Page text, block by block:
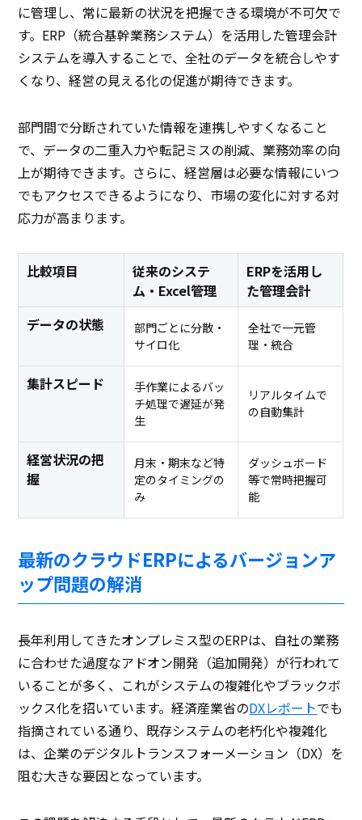
に管理し、常に最新の状況を把握できる環境が不可欠で
す。ERP（統合基幹業務システム）を活用した管理会計
システムを導入することで、全社のデータを統合しやす
くなり、経営の見える化の促進が期待できます。
部門間で分断されていた情報を連携しやすくなること
で、データの二重入力や転記ミスの削減、業務効率の向
上が期待できます。さらに、経営層は必要な情報にいつ
でもアクセスできるようになり、市場の変化に対する対
応力が高まります。
比較項目
従来のシステ
ム・Excel管理
ERPを活用し
た管理会計
データの状態
部門ごとに分散・
サイロ化
全社で一元管
理・統合
集計スピード
手作業によるバッ
チ処理で遅延が発
生
リアルタイムで
の自動集計
経営状況の把
握
月末・期末など特
定のタイミングの
み
ダッシュボード
等で常時把握可
能
最新のクラウドERPによるバージョンア
ップ問題の解消
長年利用してきたオンプレミス型のERPは、自社の業務
に合わせた過度なアドオン開発（追加開発）が行われて
いることが多く、これがシステムの複雑化やブラックボ
ックス化を招いています。経済産業省のDXレポートでも
指摘されている通り、既存システムの老朽化や複雑化
は、企業のデジタルトランスフォーメーション（DX）を
阻む大きな要因となっています。